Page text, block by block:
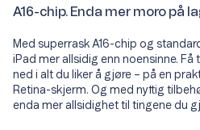
A16-chip. Enda mer moro på
Med superrask A16-chip og
iPad mer allsidig enn noensinne.
ned i alt du liker å gjøre – på en
Retina-skjerm. Og med nyttig
enda mer allsidighet til tingene du